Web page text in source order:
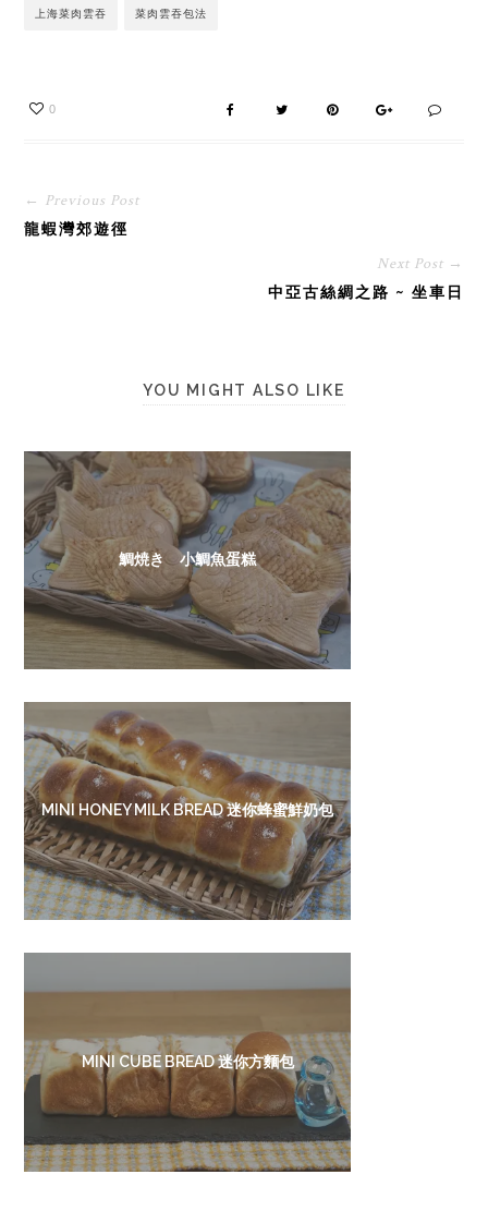
上海菜肉雲吞 菜肉雲吞包法
0
← Previous Post
龍蝦灣郊遊徑
Next Post →
中亞古絲綢之路 ~ 坐車日
YOU MIGHT ALSO LIKE
鯛焼き 小鯛魚蛋糕
MINI HONEY MILK BREAD 迷你蜂蜜鮮奶包
MINI CUBE BREAD 迷你方麵包